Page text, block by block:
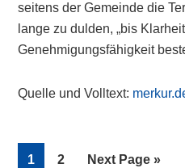
seitens der Gemeinde die
lange zu dulden, „bis
Genehmigungsfähigkeit
Quelle und Volltext:
Page
1 Page
2
Go
Next Page »